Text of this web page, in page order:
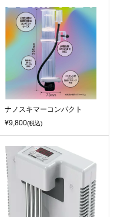
ナノスキマーコンパクト
¥9,800(税込)